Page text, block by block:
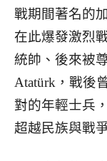
戰期間著名的
在此爆發激烈
統帥、後來被
Atatürk，戰後
對的年輕士兵
超越民族與戰